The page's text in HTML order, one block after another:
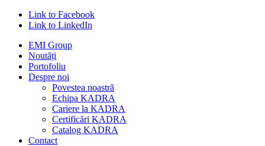
Link to Facebook
Link to LinkedIn
EMI Group
Noutăți
Portofoliu
Despre noi
Povestea noastră
Echipa KADRA
Cariere la KADRA
Certificări KADRA
Catalog KADRA
Contact